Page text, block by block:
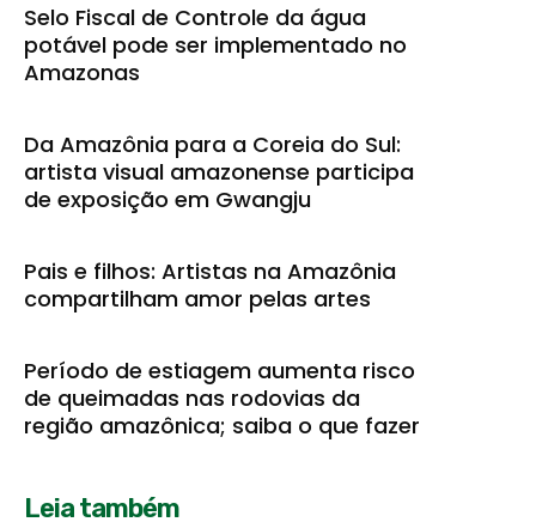
Selo Fiscal de Controle da água
potável pode ser implementado no
Amazonas
Da Amazônia para a Coreia do Sul:
artista visual amazonense participa
de exposição em Gwangju
Pais e filhos: Artistas na Amazônia
compartilham amor pelas artes
Período de estiagem aumenta risco
de queimadas nas rodovias da
região amazônica; saiba o que fazer
Leia também